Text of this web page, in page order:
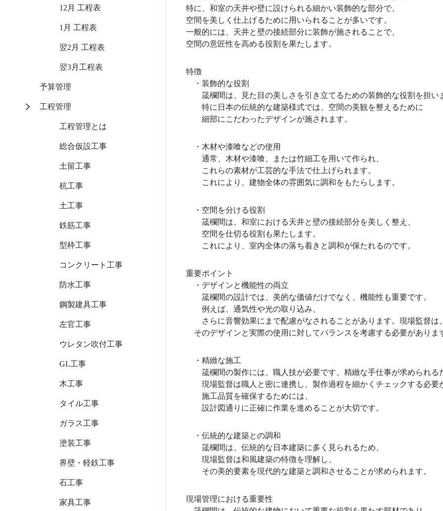
12月 工程表
1月 工程表
翌2月 工程表
翌3月工程表
予算管理
工程管理
工程管理とは
総合仮設工事
土留工事
杭工事
土工事
鉄筋工事
型枠工事
コンクリート工事
防水工事
鋼製建具工事
左官工事
ウレタン吹付工事
GL工事
木工事
タイル工事
ガラス工事
塗装工事
界壁・軽鉄工事
石工事
家具工事
特に、和室の天井や壁に設けられる細かい装飾的な部分で、
空間を美しく仕上げるために用いられることが多いです。
一般的には、天井と壁の接続部分に装飾が施されることで、
空間の意匠性を高める役割を果たします。
特徴
・装飾的な役割
筬欄間は、見た目の美しさを引き立てるための装飾的な役割を担い
特に日本の伝統的な建築様式では、空間の美観を整えるために
細部にこだわったデザインが施されます。
・木材や漆喰などの使用
通常、木材や漆喰、または竹細工を用いて作られ、
これらの素材が工芸的な手法で仕上げられます。
これにより、建物全体の雰囲気に調和をもたらします。
・空間を分ける役割
筬欄間は、和室における天井と壁の接続部分を美しく整え、
空間を仕切る役割も果たします。
これにより、室内全体の落ち着きと調和が保たれるのです。
重要ポイント
・デザインと機能性の両立
筬欄間の設計では、美的な価値だけでなく、機能性も重要です。
例えば、通気性や光の取り込み、
さらに音響効果にまで配慮がなされることがあります。現場監督は
そのデザインと実際の使用に対してバランスを考慮する必要がありま
・精緻な施工
筬欄間の製作には、職人技が必要です。精緻な手仕事が求められる
現場監督は職人と密に連携し、製作過程を細かくチェックする必要
施工品質を確保するためには、
設計図通りに正確に作業を進めることが大切です。
・伝統的な建築との調和
筬欄間は、伝統的な日本建築に多く見られるため、
現場監督は和風建築の特徴を理解し、
その美的要素を現代的な建築と調和させることが求められます。
現場管理における重要性